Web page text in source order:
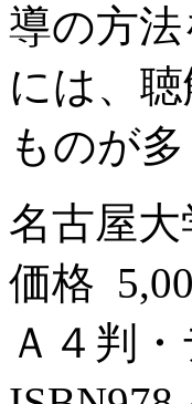
導の方
には、
ものが
名古屋
価格
Ａ４判